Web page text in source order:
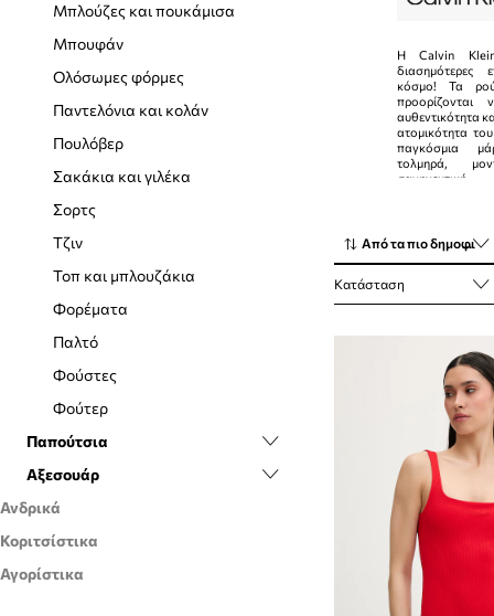
Μπλούζες και πουκάμισα
Μπουφάν
Ολόσωμες φόρμες
Παντελόνια και κολάν
Πουλόβερ
Σακάκια και γιλέκα
Σορτς
Τζιν
Τοπ και μπλουζάκια
Φορέματα
Παλτό
Φούστες
Φούτερ
Παπούτσια
Casual και μοκασίνια
Sneakers
Γαλότσες
Εσπαντρίγιες
Αξεσουάρ
Γάντια
Ζώνες
Θήκες για γυναίκες
Ανδρικά
Ρούχα
T-shirt και Polo μπλουζάκια
Παπούτσια
Κοριτσίστικα
Παπούτσια
Αγορίστικα
Η Calvin
διασημότερες
κόσμο! Τα
αυθεντικότητα
ατομικότητα
παγκόσμια
τολμηρά,
σαγηνευτική,
Από τα πιο δημοφιλή
Κατάσταση